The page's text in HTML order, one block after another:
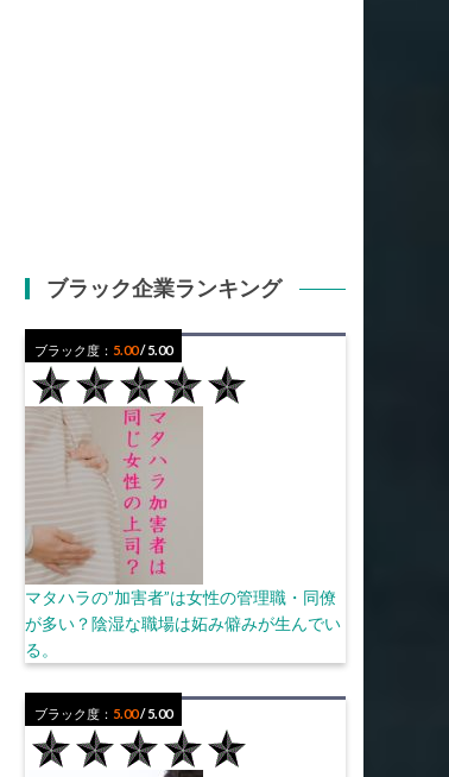
ブラック企業ランキング
ブラック度： 5.00/ 5.00
マタハラの”加害者”は女性の管理職・同僚
が多い？陰湿な職場は妬み僻みが生んでい
る。
ブラック度： 5.00/ 5.00